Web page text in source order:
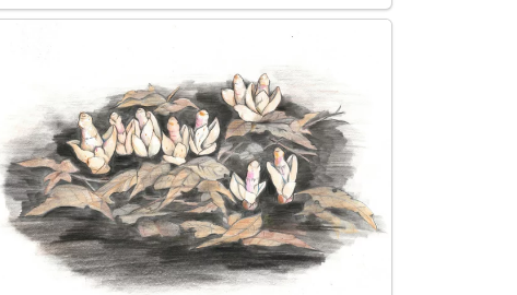
バナカタバミ、オミナエシ、オランダセン
ニチ、カタバミ、カンレンボク、キカラス
ウリ、キクイモ、キツリフネ、キバナノオ
オゴチョウ、グラマトフィルム・スペキオ
スム、ケイトウ、ゴーヤー、コウホネ、ツ
ンベルギア・アラ